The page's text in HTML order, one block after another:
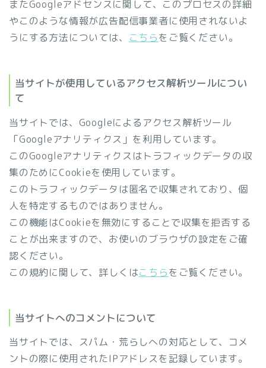
またGoogleアドセンスに関して、このプロセスの詳細
やこのような情報が広告配信事業者に使用されないよ
うにする方法については、
こちらをご覧ください。
当サイトが使用しているアクセス解析ツールについ
て
当サイトでは、Googleによるアクセス解析ツール
「Googleアナリティクス」を利用しています。
このGoogleアナリティクスはトラフィックデータの収
集のためにCookieを使用しています。
このトラフィックデータは匿名で収集されており、個
人を特定するものではありません。
この機能はCookieを無効にすることで収集を拒否する
ことが出来ますので、お使いのブラウザの設定をご確
認ください。
この規約に関して、詳しくはこちらをご覧ください。
当サイトへのコメントについて
当サイトでは、スパム・荒らしへの対応として、コメ
ントの際に使用されたIPアドレスを記録しています。